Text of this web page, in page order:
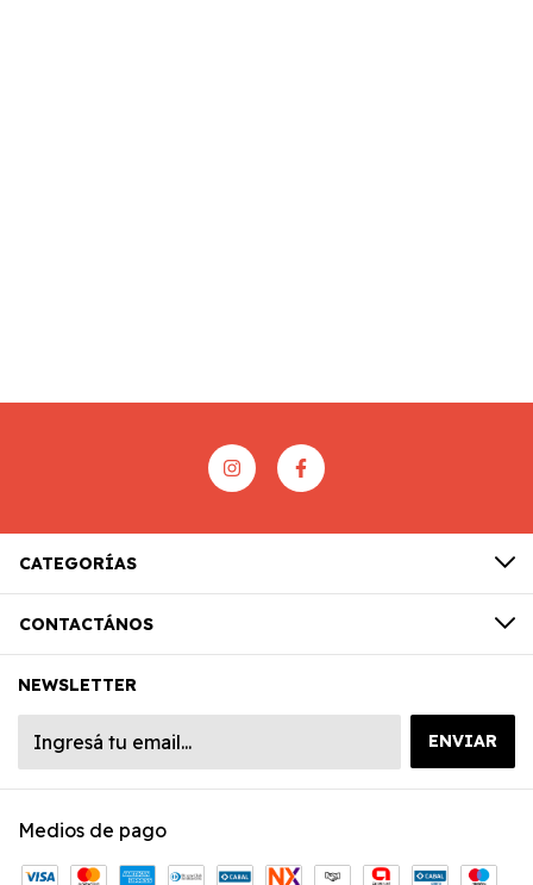
CATEGORÍAS
CONTACTÁNOS
NEWSLETTER
Medios de pago